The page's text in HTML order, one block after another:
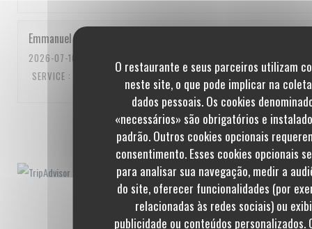
O restaurante e seus parceiros utilizam
neste site, o que pode implicar na
dados pessoais. Os cookies
«necessários» são obrigatórios e
padrão. Outros cookies opcionais
consentimento. Esses cookies opcionais
para analisar sua navegação, medir a
do site, oferecer funcionalidades (por
relacionadas às redes sociais) ou
publicidade ou conteúdos personalizados.
Emmanuel C
2026-07-10
SERVICE : AMBIENCE: 5/5 MENU : 5/5 QUALITY_PRICE: 5/5
1 2 3